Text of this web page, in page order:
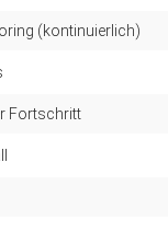
(kontinuierlich)
Fortschritt